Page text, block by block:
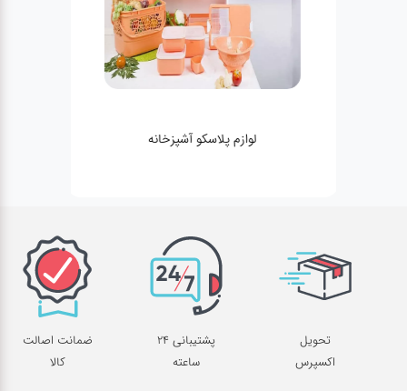
لوازم پلاسکو آشپزخانه
تحویل
اکسپرس
پشتیبانی 24
ساعته
ضمانت اصالت
کالا